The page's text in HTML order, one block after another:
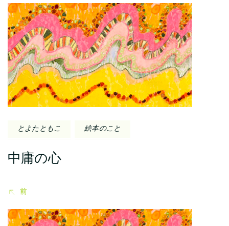
投
稿
ナ
ビ
ゲ
ー
シ
ン
とよたともこ 絵本のこと
中庸の心
前